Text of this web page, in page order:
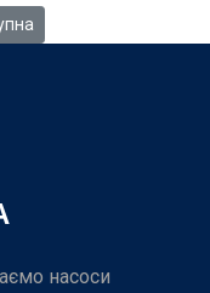
Повне спорожнення
стаття: Серія
насоси